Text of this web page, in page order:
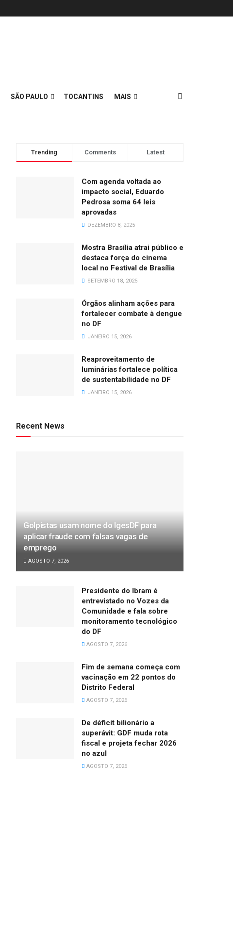
SÃO PAULO TOCANTINS MAIS
Trending Comments Latest
Com agenda voltada ao
impacto social, Eduardo
Pedrosa soma 64 leis
aprovadas
DEZEMBRO 8, 2025
Mostra Brasília atrai público e
destaca força do cinema
local no Festival de Brasília
SETEMBRO 18, 2025
Órgãos alinham ações para
fortalecer combate à dengue
no DF
JANEIRO 15, 2026
Reaproveitamento de
luminárias fortalece política
de sustentabilidade no DF
JANEIRO 15, 2026
Recent News
Golpistas usam nome do IgesDF para
aplicar fraude com falsas vagas de
emprego
AGOSTO 7, 2026
Presidente do Ibram é
entrevistado no Vozes da
Comunidade e fala sobre
monitoramento tecnológico
do DF
AGOSTO 7, 2026
Fim de semana começa com
vacinação em 22 pontos do
Distrito Federal
AGOSTO 7, 2026
De déficit bilionário a
superávit: GDF muda rota
fiscal e projeta fechar 2026
no azul
AGOSTO 7, 2026